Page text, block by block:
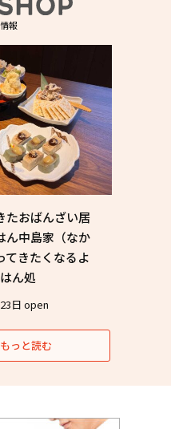
報
たおばんざい居
ん中島家（なか
てきたくなるよ
ん処
日 open
っと読む